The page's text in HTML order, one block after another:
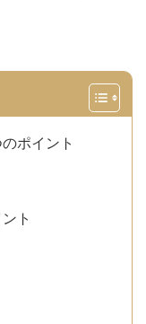
ポイント
ト